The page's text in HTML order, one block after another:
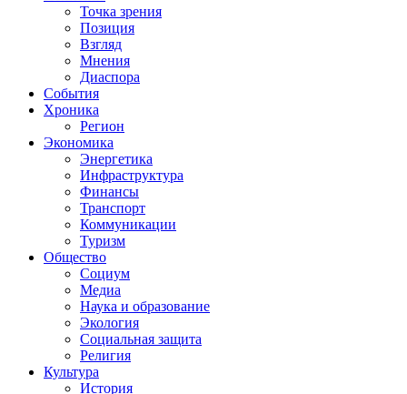
Точка зрения
Позиция
Взгляд
Мнения
Диаспора
События
Хроника
Регион
Экономика
Энергетика
Инфраструктура
Финансы
Транспорт
Коммуникации
Туризм
Общество
Социум
Медиа
Наука и образование
Экология
Социальная защита
Религия
Культура
История